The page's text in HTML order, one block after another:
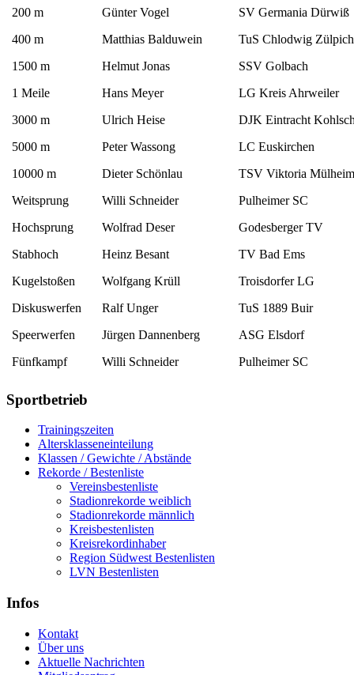
200 m
Günter Vogel
SV Germania Dürwiß
400 m
Matthias Balduwein
TuS Chlodwig Zülpich
1500 m
Helmut Jonas
SSV Golbach
1 Meile
Hans Meyer
LG Kreis Ahrweiler
3000 m
Ulrich Heise
DJK Eintracht
5000 m
Peter Wassong
LC Euskirchen
10000 m
Dieter Schönlau
TSV Viktoria Mülheim
Weitsprung
Willi Schneider
Pulheimer SC
Hochsprung
Wolfrad Deser
Godesberger TV
Stabhoch
Heinz Besant
TV Bad Ems
Kugelstoßen
Wolfgang Krüll
Troisdorfer LG
Diskuswerfen
Ralf Unger
TuS 1889 Buir
Speerwerfen
Jürgen Dannenberg
ASG Elsdorf
Fünfkampf
Willi Schneider Pulheimer SC
Sportbetrieb
Trainingszeiten
Altersklasseneinteilung
Klassen / Gewichte / Abstände
Rekorde / Bestenliste
Vereinsbestenliste
Stadionrekorde weiblich
Stadionrekorde männlich
Kreisbestenlisten
Kreisrekordinhaber
Region Südwest Bestenlisten
LVN Bestenlisten
Infos
Kontakt
Über uns
Aktuelle Nachrichten